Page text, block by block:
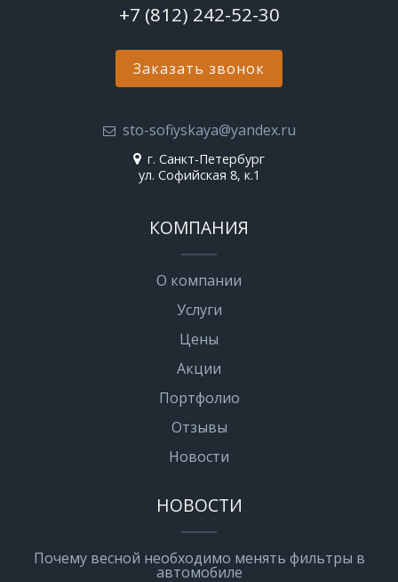
+7 (812) 242-52-30
Заказать звонок
sto-sofiyskaya@yandex.ru
г. Санкт-Петербург
ул. Софийская 8, к.1
КОМПАНИЯ
О компании
Услуги
Цены
Акции
Портфолио
Отзывы
Новости
НОВОСТИ
Почему весной необходимо менять фильтры в
автомобиле